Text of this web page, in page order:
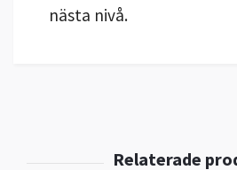
nästa nivå.